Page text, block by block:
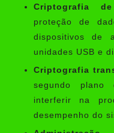
Criptografia
proteção de
dispositivos de
unidades USB e
Criptografia
segundo plano
interferir na
desempenho do